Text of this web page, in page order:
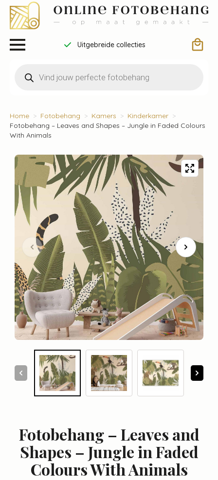
Uitgebreide collecties
zoeken
Home Fotobehang Kamers
Kinderkamer
Fotobehang – Leaves and Shapes – Jungle in Faded Colours
With Animals
Fotobehang – Leaves and
Shapes – Jungle in Faded
Colours With Animals